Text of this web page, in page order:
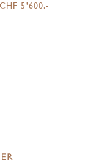
CHF 5'600.-